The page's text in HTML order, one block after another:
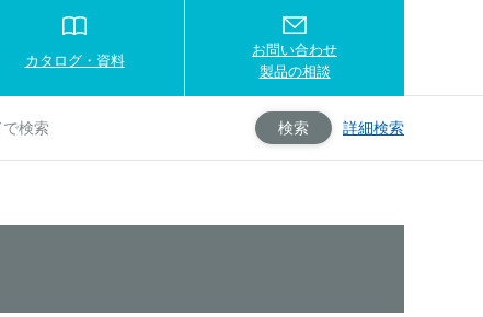
カタログ・資料
お問い合わせ
製品の相談
検索 詳細検索